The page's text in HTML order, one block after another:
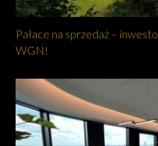
Pałace na sprzedaż –
WGN!